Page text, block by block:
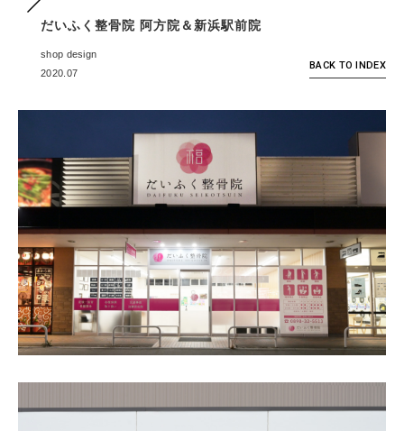
だいふく整骨院 阿方院＆新浜駅前院
shop design
2020.07
BACK TO INDEX